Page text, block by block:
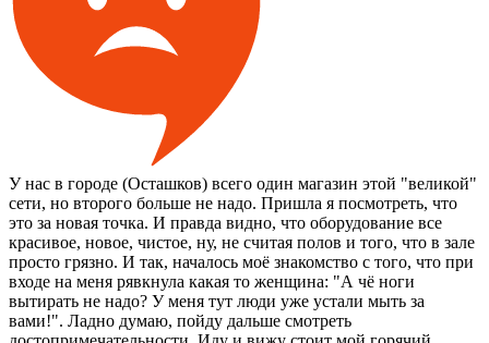
У нас в городе (Осташков) всего один магазин этой "великой"
сети, но второго больше не надо. Пришла я посмотреть, что
это за новая точка. И правда видно, что оборудование все
красивое, новое, чистое, ну, не считая полов и того, что в зале
просто грязно. И так, началось моё знакомство с того, что при
входе на меня рявкнула какая то женщина: "А чё ноги
вытирать не надо? У меня тут люди уже устали мыть за
вами!". Ладно думаю, пойду дальше смотреть